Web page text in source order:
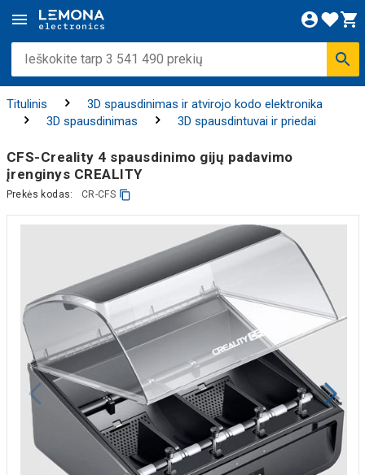
Titulinis
3D spausdinimas ir atvirojo kodo elektronika
3D spausdinimas
3D spausdintuvai ir priedai
CFS-Creality 4 spausdinimo gijų padavimo
įrenginys CREALITY
Prekės kodas: CR-CFS